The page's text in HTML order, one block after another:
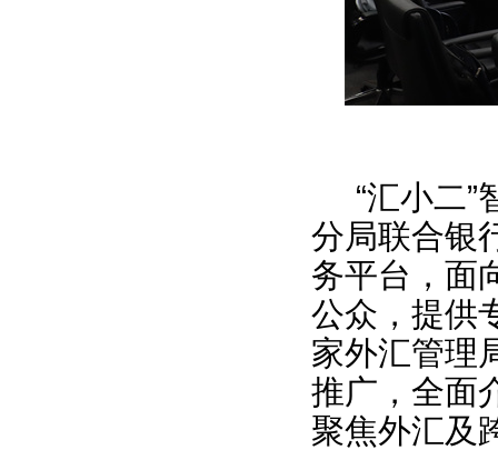
“汇小二”
分局联合银
务平台，面
公众，提供
家外汇管理
推广，全面
聚焦外汇及